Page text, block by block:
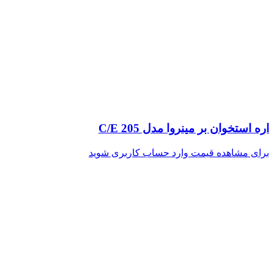
اره استخوان بر مینروا مدل C/E 205
برای مشاهده قیمت وارد حساب کاربری شوید